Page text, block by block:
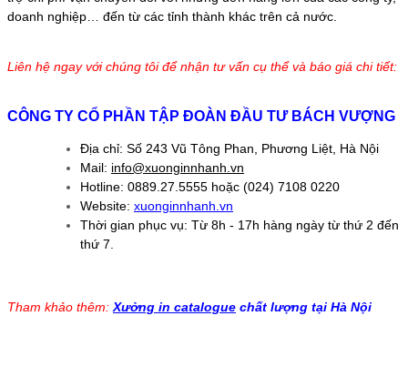
doanh nghiệp… đến từ các tỉnh thành khác trên cả nước.
Liên hệ ngay với chúng tôi để nhận tư vấn cụ thể và báo giá chi tiết:
CÔNG TY CỔ PHẦN TẬP ĐOÀN ĐẦU TƯ BÁCH VƯỢNG
Địa chỉ: Số 243 Vũ Tông Phan, Phương Liệt, Hà Nội
Mail: info@xuonginnhanh.vn
Hotline: 0889.27.5555 hoặc (024) 7108 0220
Website: xuonginnhanh.vn
Thời gian phục vụ: Từ 8h - 17h hàng ngày từ thứ 2 đến
thứ 7.
Tham khảo thêm: Xưởng in catalogue chất lượng tại Hà Nội